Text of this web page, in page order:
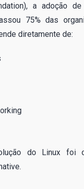
a adoção
75% das
diretamente de:
do Linux foi